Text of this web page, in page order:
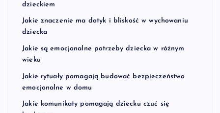
dzieckiem
Jakie znaczenie ma dotyk i bliskość w wychowaniu
dziecka
Jakie są emocjonalne potrzeby dziecka w różnym
wieku
Jakie rytuały pomagają budować bezpieczeństwo
emocjonalne w domu
Jakie komunikaty pomagają dziecku czuć się